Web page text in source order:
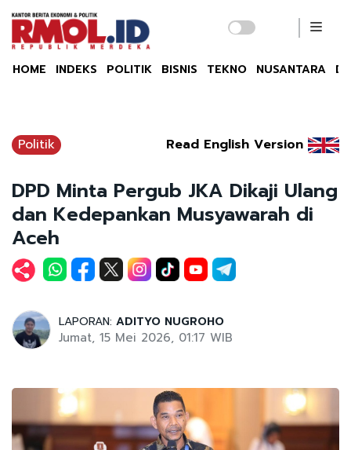
HOME INDEKS POLITIK BISNIS TEKNO NUSANTARA
Politik Read English Version
DPD Minta Pergub JKA Dikaji Ulang
dan Kedepankan Musyawarah di
Aceh
LAPORAN: ADITYO NUGROHO
Jumat, 15 Mei 2026, 01:17 WIB